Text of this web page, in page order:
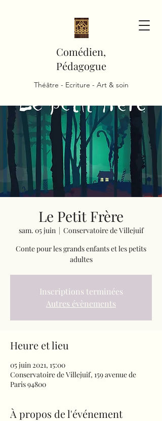
Comédien,
Pédagogue
Théâtre - Ecriture - Art & soin
Le Petit Frère
sam. 05 juin
  |
Conservatoire de Villejuif
Conte pour les grands enfants et les petits
adultes
Inscriptions terminées
Autres évènements
Heure et lieu
05 juin 2021, 15:00
Conservatoire de Villejuif, 159 avenue de
Paris 94800
À propos de l'événement